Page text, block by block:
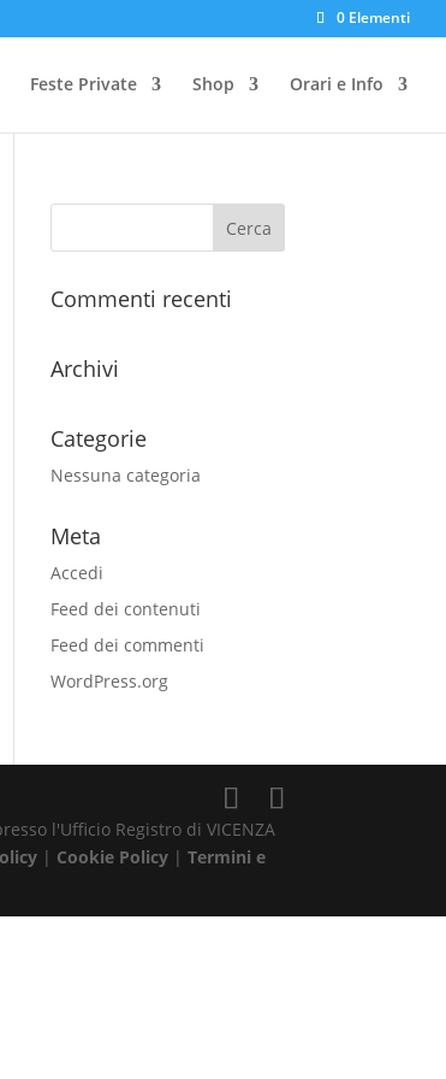
0 Elementi
Feste Private Shop Orari e Info
Commenti recenti
Archivi
Categorie
Nessuna categoria
Meta
Accedi
Feed dei contenuti
Feed dei commenti
WordPress.org
l'Ufficio Registro di VICENZA
| Cookie Policy |Termini e